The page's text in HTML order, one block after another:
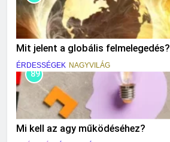
Mit jelent a globális felmelegedés?
ÉRDESSÉGEK NAGYVILÁG
89
Mi kell az agy működéséhez?